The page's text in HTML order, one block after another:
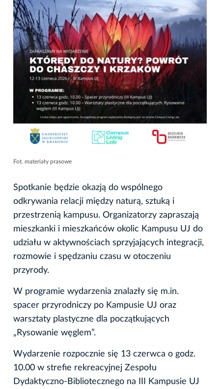
Fot. materiały prasowe
Spotkanie będzie okazją do wspólnego
odkrywania relacji między naturą, sztuką i
przestrzenią kampusu. Organizatorzy zapraszają
mieszkanki i mieszkańców okolic Kampusu UJ do
udziału w aktywnościach sprzyjających integracji,
rozmowie i spędzaniu czasu w otoczeniu
przyrody.
W programie wydarzenia znalazły się m.in.
spacer przyrodniczy po Kampusie UJ oraz
warsztaty plastyczne dla początkujących
„Rysowanie węglem”.
Wydarzenie rozpocznie się 13 czerwca o godz.
10.00 w strefie rekreacyjnej Zespołu
Dydaktyczno-Bibliotecznego na III Kampusie UJ